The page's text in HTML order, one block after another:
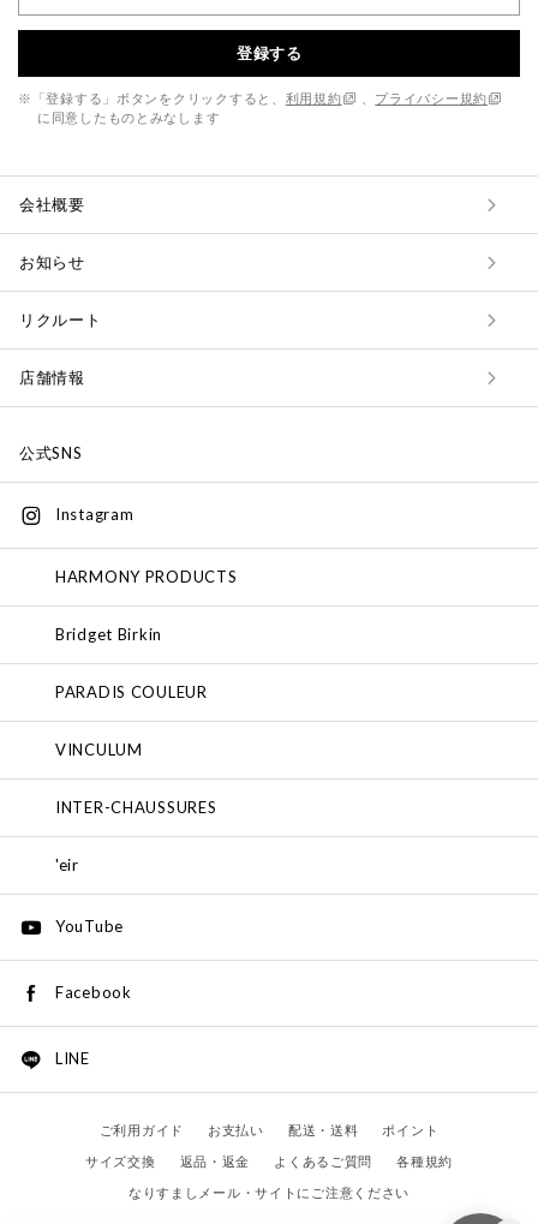
登録する
※「登録する」ボタンをクリックすると、 利用規約
プライバシー規約
に同意したものとみなします
会社概要
お知らせ
リクルート
店舗情報
公式SNS
Instagram
HARMONY PRODUCTS
Bridget Birkin
PARADIS COULEUR
VINCULUM
INTER-CHAUSSURES
'eir
YouTube
Facebook
LINE
ご利用ガイド お支払い 配送・送料
ポイント
サイズ交換
返品・返金 よくあるご質問
各種規約
なりすましメール・サイトにご注意ください